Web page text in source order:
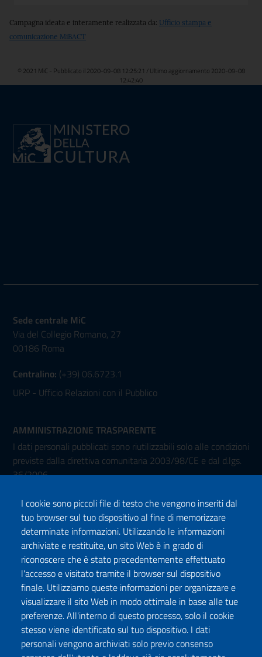
Campagna ideata e interamente realizzata da: Ufficio stampa e
comunicazione MiBACT
© 2021 MiC - Pubblicato il 2020-09-08 12:25:21 / Ultimo aggiornamento 2020-09-08
12:42:40
Sede centrale MiC
Via del Collegio Romano, 27
00186 Roma
Centralino: (+39) 06.6723.1
URP - Ufficio Relazioni con il Pubblico
AMMINISTRAZIONE TRASPARENTE
I dati personali pubblicati sono riutilizzabili solo alle condizioni
previste dalla direttiva comunitaria 2003/98/CE e dal d.lgs.
36/2006
Seguici su:
FacebookTwitter InstagramYoutubeTikTok Podcast
ISCRIVITI ALLA NEWSLETTER
I cookie sono piccoli file di testo che vengono inseriti dal
tuo browser sul tuo dispositivo al fine di memorizzare
determinate informazioni. Utilizzando le informazioni
archiviate e restituite, un sito Web è in grado di
riconoscere che è stato precedentemente effettuato
l'accesso e visitato tramite il browser sul dispositivo
finale. Utilizziamo queste informazioni per organizzare e
visualizzare il sito Web in modo ottimale in base alle tue
preferenze. All'interno di questo processo, solo il cookie
stesso viene identificato sul tuo dispositivo. I dati
personali vengono archiviati solo previo consenso